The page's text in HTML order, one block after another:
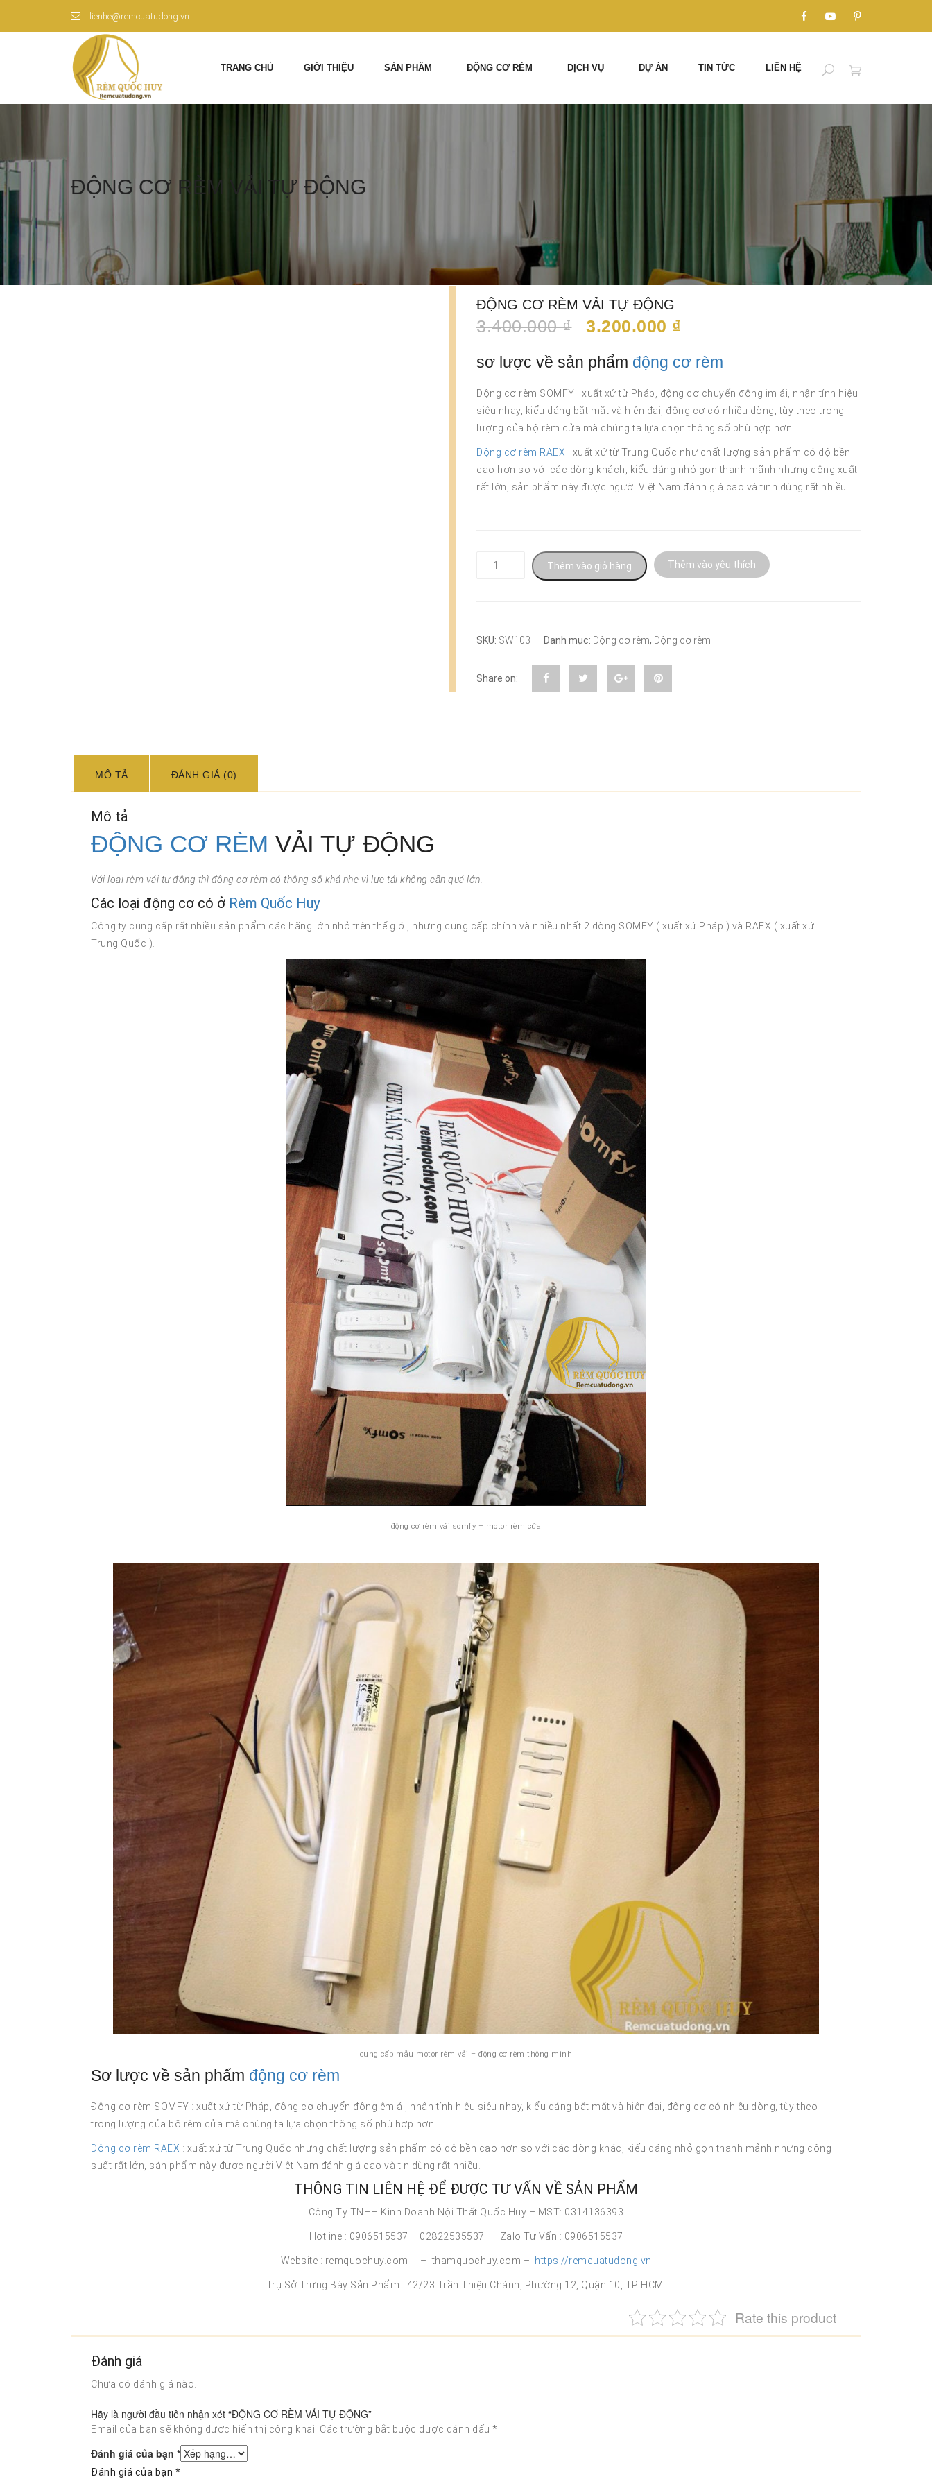
lienhe@remcuatudong.vn
TRANG CHỦ GIỚI THIỆU SẢN PHẨM ĐỘNG CƠ RÈM DỊCH VỤ DỰ ÁN TIN TỨC LIÊN HỆ
ĐỘNG CƠ RÈM VẢI TỰ ĐỘNG
NỔI BẬT
ĐỘNG CƠ RÈM VẢI TỰ ĐỘNG
3.400.000₫
Giá
là:
3.400.000 ₫.
3.200.000 ₫
tại
3.200.000 ₫.
sơ lược về sản phẩm động cơ rèm
Động cơ rèm SOMFY : xuất xứ từ Pháp, động cơ chuyển động im ái, nhận tính hiệu
siêu nhạy, kiểu dáng bắt mắt và hiện đại, động cơ có nhiều dòng, tùy theo trọng
lượng của bộ rèm cửa mà chúng ta lựa chọn thông số phù hợp hơn.
Động cơ rèm RAEX : xuất xứ từ Trung Quốc như chất lượng sản phẩm có độ bền
cao hơn so với các dòng khách, kiểu dáng nhỏ gọn thanh mãnh nhưng công xuất
rất lớn, sản phẩm này được người Việt Nam đánh giá cao và tinh dùng rất nhiều.
lượng
Thêm vào giỏ hàng Thêm vào yêu thích
SKU: SW103 Danh mục: Động cơ rèm, Động cơ rèm
Share on:
MÔ TẢ ĐÁNH GIÁ (0)
Mô tả
ĐỘNG CƠ RÈM VẢI TỰ ĐỘNG
Với loại rèm vải tự động thì động cơ rèm có thông số khá nhẹ vì lực tải không cần quá lớn.
Các loại động cơ có ở Rèm Quốc Huy
Công ty cung cấp rất nhiều sản phẩm các hãng lớn nhỏ trên thế giới, nhưng cung cấp chính và nhiều nhất 2 dòng SOMFY ( xuất xứ Pháp ) và RAEX ( xuất xứ
Trung Quốc ).
động cơ rèm vải somfy – motor rèm cửa
cung cấp mẫu motor rèm vải – động cơ rèm thông minh
Sơ lược về sản phẩm động cơ rèm
Động cơ rèm SOMFY : xuất xứ từ Pháp, động cơ chuyển động êm ái, nhận tính hiệu siêu nhạy, kiểu dáng bắt mắt và hiện đại, động cơ có nhiều dòng, tùy theo
trọng lượng của bộ rèm cửa mà chúng ta lựa chọn thông số phù hợp hơn.
Động cơ rèm RAEX : xuất xứ từ Trung Quốc nhưng chất lượng sản phẩm có độ bền cao hơn so với các dòng khác, kiểu dáng nhỏ gọn thanh mảnh nhưng công
suất rất lớn, sản phẩm này được người Việt Nam đánh giá cao và tin dùng rất nhiều.
THÔNG TIN LIÊN HỆ ĐỂ ĐƯỢC TƯ VẤN VỀ SẢN PHẨM
Công Ty TNHH Kinh Doanh Nội Thất Quốc Huy – MST: 0314136393
Hotline : 0906515537 – 02822535537 — Zalo Tư Vấn : 0906515537
Website : remquochuy.com – thamquochuy.com – https://remcuatudong.vn
Trụ Sở Trưng Bày Sản Phẩm : 42/23 Trần Thiện Chánh, Phường 12, Quận 10, TP HCM.
Rate this product
Đánh giá
Chưa có đánh giá nào.
Hãy là người đầu tiên nhận xét “ĐỘNG CƠ RÈM VẢI TỰ ĐỘNG”
Email của bạn sẽ không được hiển thị công khai. Các trường bắt buộc được đánh dấu *
Đánh giá của bạn *
Đánh giá của bạn *